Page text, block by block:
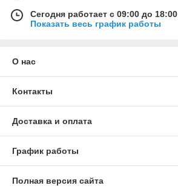
Сегодня работает с 09:00 до 18:00
Показать весь график работы
О нас
Контакты
Доставка и оплата
График работы
Полная версия сайта